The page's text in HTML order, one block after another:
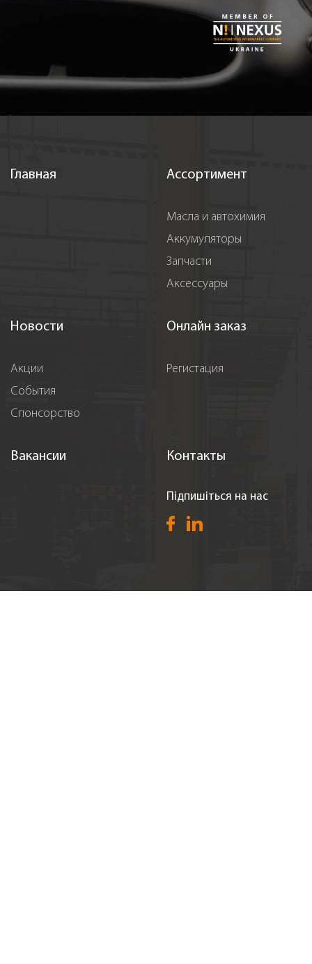
Главная Ассортимент
Масла и автохимия
Аккумуляторы
Запчасти
Аксессуары
Новости
Акции
События
Спонсорство
Онлайн заказ
Регистация
Вакансии Контакты
Підпишіться на нас